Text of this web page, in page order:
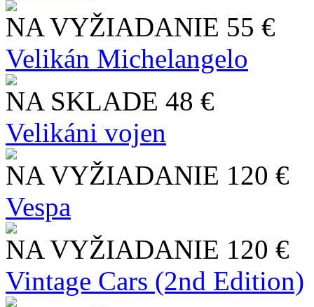
NA VYŽIADANIE 55 €
Velikán Michelangelo
NA SKLADE 48 €
Velikáni vojen
NA VYŽIADANIE 120 €
Vespa
NA VYŽIADANIE 120 €
Vintage Cars (2nd Edition)